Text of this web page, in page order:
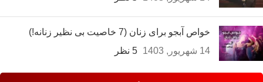
خواص آبجو برای زنان (7 خاصیت بی نظیر زنانه!)
14 شهریور, 1403
5 نظر